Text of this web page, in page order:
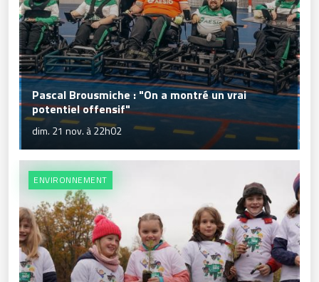
Pascal Brousmiche : "On a montré un vrai
potentiel offensif"
dim. 21 nov. à 22h02
ENVIRONNEMENT